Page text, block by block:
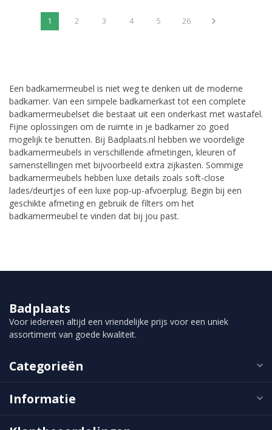
1 2 3 4 5 26
Een badkamermeubel is niet weg te denken uit de moderne
badkamer. Van een simpele badkamerkast tot een complete
badkamermeubelset die bestaat uit een onderkast met wastafel.
Fijne oplossingen om de ruimte in je badkamer zo goed
mogelijk te benutten. Bij Badplaats.nl hebben we voordelige
badkamermeubels in verschillende afmetingen, kleuren of
samenstellingen met bijvoorbeeld extra zijkasten. Sommige
badkamermeubels hebben luxe details zoals soft-close
lades/deurtjes of een luxe pop-up-afvoerplug. Begin bij een
geschikte afmeting en gebruik de filters om het
badkamermeubel te vinden dat bij jou past.
Badplaats
Voor iedereen altijd een vriendelijke prijs voor een uniek
assortiment van goede kwaliteit.
Categorieën
Informatie